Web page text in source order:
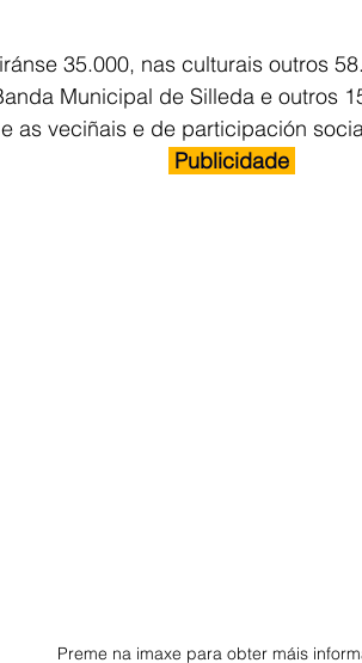
35.000, nas culturais outros
Municipal de Silleda e outros
as veciñais e de participación
Publicidade
Preme na imaxe para obter máis